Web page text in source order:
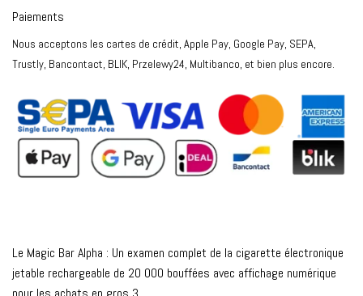
Le Magic Bar Alpha : Un examen complet de la cigarette électronique
jetable rechargeable de 20 000 bouffées avec affichage numérique
Paiements
Nous acceptons les cartes de crédit, Apple Pay, Google Pay, SEPA,
Trustly, Bancontact, BLIK, Przelewy24, Multibanco, et bien plus encore.